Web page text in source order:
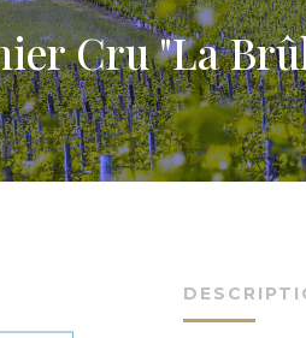
Cru "La